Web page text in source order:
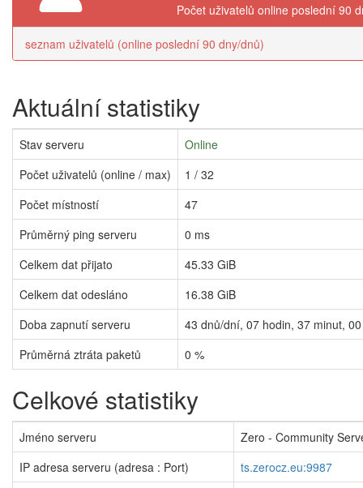
Počet uživatelů online poslední 90
seznam uživatelů (online poslední 90 dny/dnů)
Aktuální statistiky
Stav serveru
Online
Počet uživatelů (online / max)
1 / 32
Počet místností
47
Průměrný ping serveru
0 ms
Celkem dat přijato
45.33 GiB
Celkem dat odesláno
16.38 GiB
Doba zapnutí serveru
43 dnů/dní, 07 hodin, 37 minut, 00
Průměrná ztráta paketů
0 %
Celkové statistiky
Jméno serveru
Zero - Community
IP adresa serveru (adresa : Port)
ts.zerocz.eu:9987